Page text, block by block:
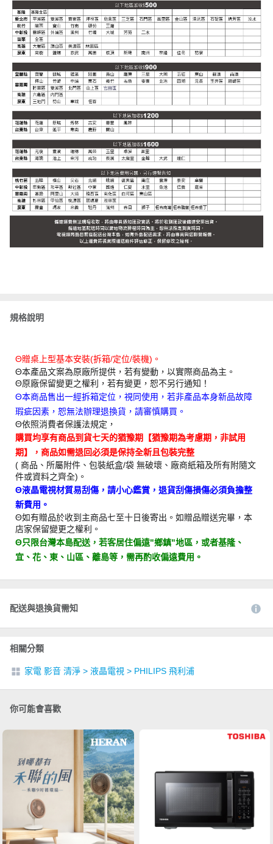
規格說明
Θ贈桌上型基本安裝(拆箱/定位/裝機)。
Θ本產品文案為原廠所提供，若有變動，以實際商品為主。
Θ原廠保留變更之權利，若有變更，恕不另行通知！
Θ本商品售出一經拆箱定位，視同使用，若非產品本身新品故障
瑕疵因素，恕無法辦理退換貨，請審慎購買。
Θ依照消費者保護法規定，
購買均享有商品到貨七天的猶豫期【猶豫期為考慮期，非試用
期】，商品如需退回必須是保持全新且包裝完整
( 商品、所屬附件、包裝紙盒/袋 無破壞、廠商紙箱及所有附隨文
件或資料之齊全)。
Θ液晶電視材質易刮傷，請小心鑑賞，退貨刮傷損傷必須負擔整
新費用。
Θ如有贈品於收到主商品七至十日後寄出。如贈品贈送完畢，本
店家保留變更之權利。
Θ只限台灣本島配送，若客居住偏遠"鄉鎮"地區，或者基隆、
宜、花、東、山區、離島等，需再酌收偏遠費用。
配送與退換貨需知
相關分類
家電 影音 清淨 > 液晶電視 > PHILIPS 飛利浦
你可能會喜歡